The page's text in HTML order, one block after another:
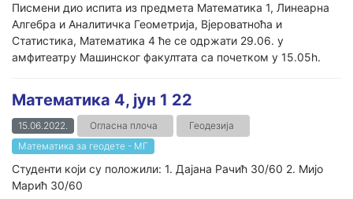
Писмени дио испита из предмета Математика 1, Линеарна
Алгебра и Аналитичка Геометрија, Вјероватноћа и
Статистика, Математика 4 ће се одржати 29.06. у
амфитеатру Машинског факултата са почетком у 15.05h.
Математика 4, јун 1 22
15.06.2022. Огласна плоча
Геодезија
Математика за геодете - МГ
Студенти који су положили: 1. Дајана Рачић 30/60 2. Мијо
Марић 30/60